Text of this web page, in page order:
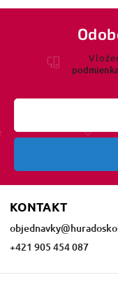
KONTAKT
objednavky@
+421 905 454 087